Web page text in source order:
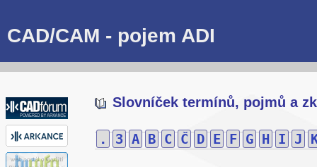
CAD/CAM - pojem ADI
Slovníček termínů, pojmů a
. 3 A B C Č D E F G H I J